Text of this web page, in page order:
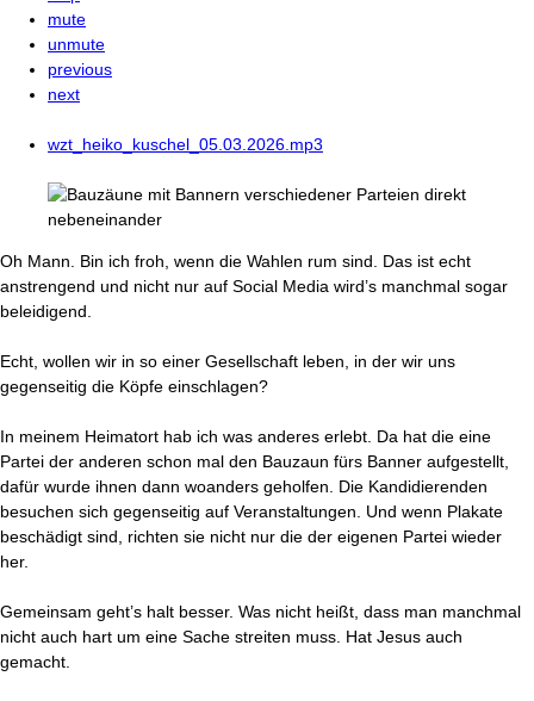
mute
unmute
previous
next
wzt_heiko_kuschel_05.03.2026.mp3
Oh Mann. Bin ich froh, wenn die Wahlen rum sind. Das ist echt
anstrengend und nicht nur auf Social Media wird’s manchmal sogar
beleidigend.
Echt, wollen wir in so einer Gesellschaft leben, in der wir uns
gegenseitig die Köpfe einschlagen?
In meinem Heimatort hab ich was anderes erlebt. Da hat die eine
Partei der anderen schon mal den Bauzaun fürs Banner aufgestellt,
dafür wurde ihnen dann woanders geholfen. Die Kandidierenden
besuchen sich gegenseitig auf Veranstaltungen. Und wenn Plakate
beschädigt sind, richten sie nicht nur die der eigenen Partei wieder
her.
Gemeinsam geht’s halt besser. Was nicht heißt, dass man manchmal
nicht auch hart um eine Sache streiten muss. Hat Jesus auch
gemacht.